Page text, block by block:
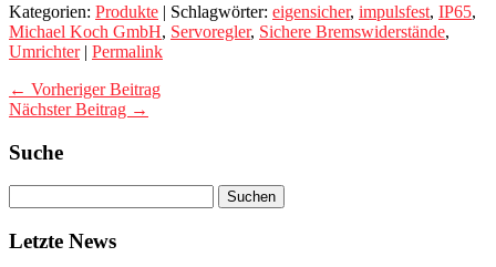
Kategorien: Produkte | Schlagwörter: eigensicher, impulsfest, IP65,
Michael Koch GmbH, Servoregler, Sichere Bremswiderstände,
Umrichter| Permalink
← Vorheriger Beitrag
Nächster Beitrag →
Suche
Letzte News